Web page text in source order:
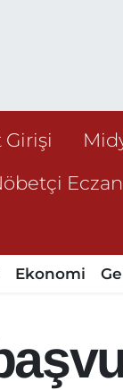
Girişi
Ekonomi